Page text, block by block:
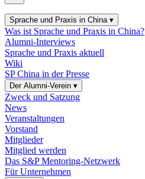
Sprache und Praxis in China ▾
Was ist Sprache und Praxis in China?
Alumni-Interviews
Sprache und Praxis aktuell
Wiki
SP China in der Presse
Der Alumni-Verein ▾
Zweck und Satzung
News
Veranstaltungen
Vorstand
Mitglieder
Mitglied werden
Das S&P Mentoring-Netzwerk
Für Unternehmen